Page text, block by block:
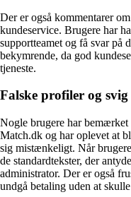
Der er også kommentarer
kundeservice. Brugere har
supportteamet og få svar på
bekymrende, da god
tjeneste.
Falske profiler og svig
Nogle brugere har
Match.dk og har oplevet at
sig mistænkeligt. Når
de standardtekster, der
administrator. Der er også
undgå betaling uden at